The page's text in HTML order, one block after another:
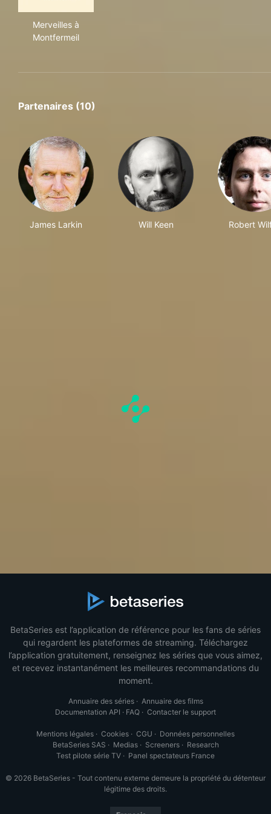
Merveilles à
Montfermeil
Partenaires (10)
James Larkin Will Keen Robert
BetaSeries est l’application de référence pour les fans de séries
qui regardent les plateformes de streaming. Téléchargez
l’application gratuitement, renseignez les séries que vous aimez,
et recevez instantanément les meilleures recommandations du
moment.
Annuaire des séries· Annuaire des films
Documentation API · FAQ · Contacter le support
Mentions légales · Cookies · CGU · Données personnelles
BetaSeries SAS · Medias· Screeners· Research
Test pilote série TV · Panel spectateurs France
© 2026 BetaSeries - Tout contenu externe demeure la propriété du détenteur
légitime des droits.